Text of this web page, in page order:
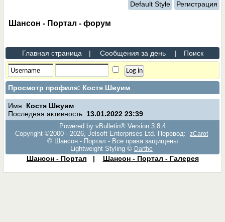
Default Style Регистрация
Шансон - Портал - форум
Главная страница | Сообщения за день | Поиск
Просмотр профиля: Костя Швуим
Имя: Костя Швуим
Последняя активность: 13.01.202223:39
Powered by vBulletin® Version 3.8.4
Copyright ©2000 - 2026, Jelsoft Enterprises Ltd. Перевод:
zCarot
© Шансон - Портал - Все права защищены
Lightweight Styling © Dartho
Шансон - Портал | Шансон - Портал - Галерея